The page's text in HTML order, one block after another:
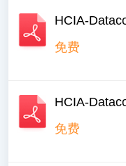
HCIA-
免费
HCIA-
免费